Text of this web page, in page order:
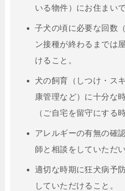
いる物件）にお住まい
子犬の頃に必要な回数
ン接種が終わるまでは
けること。
犬の飼育（しつけ・ス
康管理など）に十分な
（ご自宅を留守にする
アレルギーの有無の確
師と相談をしていただ
適切な時期に狂犬病予
していただけること。